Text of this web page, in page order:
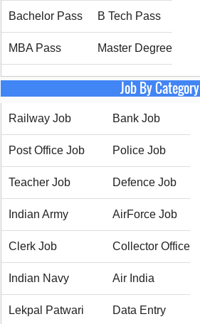
Bachelor Pass B Tech Pass
MBA Pass Master Degree
Job By Category
Railway Job Bank Job
Post Office Job Police Job
Teacher Job Defence Job
Indian Army AirForce Job
Clerk Job Collector Office
Indian Navy Air India
Lekpal Patwari Data Entry